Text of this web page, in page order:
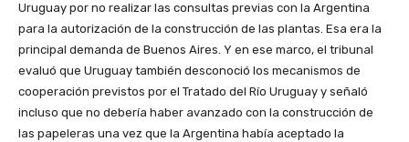
Uruguay por no realizar las consultas previas con la Argentina
para la autorización de la construcción de las plantas. Esa era la
principal demanda de Buenos Aires. Y en ese marco, el tribunal
evaluó que Uruguay también desconoció los mecanismos de
cooperación previstos por el Tratado del Río Uruguay y señaló
incluso que no debería haber avanzado con la construcción de
las papeleras una vez que la Argentina había aceptado la